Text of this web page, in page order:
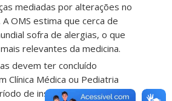
mediadas por alterações no
OMS estima que cerca de
sofra de alergias, o que
relevantes da medicina.
devem ter concluído
Clínica Médica ou Pediatria
de inscrições vai de26 de